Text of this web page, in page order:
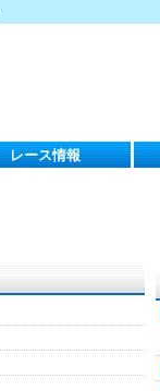
レース情報